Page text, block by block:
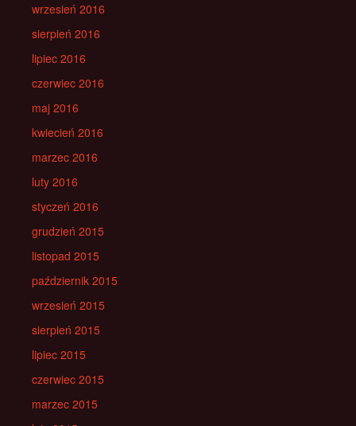
wrzesień 2016
sierpień 2016
lipiec 2016
czerwiec 2016
maj 2016
kwiecień 2016
marzec 2016
luty 2016
styczeń 2016
grudzień 2015
listopad 2015
październik 2015
wrzesień 2015
sierpień 2015
lipiec 2015
czerwiec 2015
marzec 2015